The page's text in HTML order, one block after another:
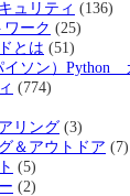
ュリティ (136)
ワーク (25)
とは (51)
イソン）Python
(774)
リング (3)
＆アウトドア (7)
(5)
(2)